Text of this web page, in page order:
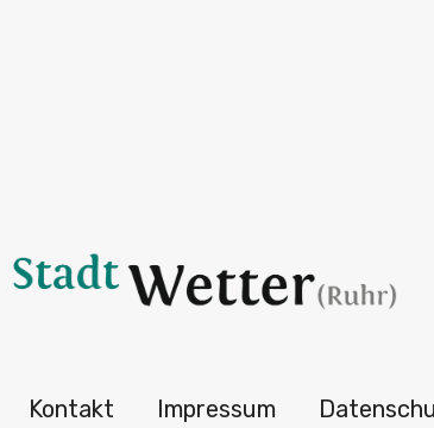
Kontakt Impressum